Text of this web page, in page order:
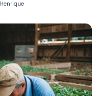
Henrique